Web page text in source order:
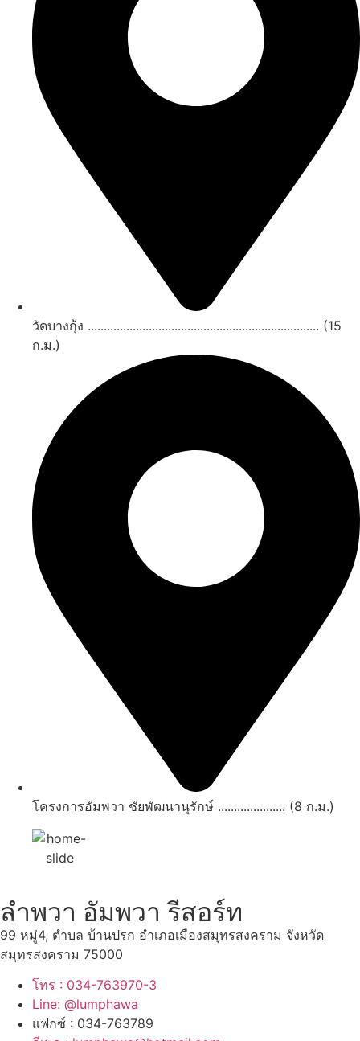
วัดบางกุ้ง ........................................................................ (15
ก.ม.)
โครงการอัมพวา ชัยพัฒนานุรักษ์ ..................... (8 ก.ม.)
ลำพวา อัมพวา รีสอร์ท
99 หมู่4, ตำบล บ้านปรก อำเภอเมืองสมุทรสงคราม จังหวัด
สมุทรสงคราม 75000
โทร : 034-763970-3
Line: @lumphawa
แฟกซ์ : 034-763789